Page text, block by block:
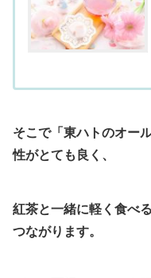
そこで「東ハトのオー
性がとても良く、
紅茶と一緒に軽く食べ
つながります。